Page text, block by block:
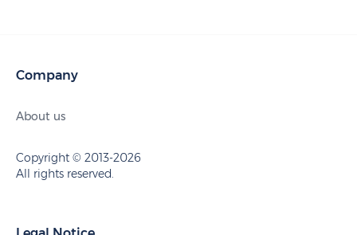
Company
About us
Copyright © 2013-2026
All rights reserved.